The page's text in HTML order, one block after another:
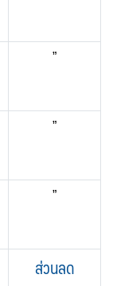
”
”
”
ส่วนลด